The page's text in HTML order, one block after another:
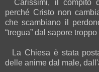
Carissimi, il compito
perché Cristo non
che scambiano il
“tregua” dal sapore
La Chiesa è stata
delle anime dal male,